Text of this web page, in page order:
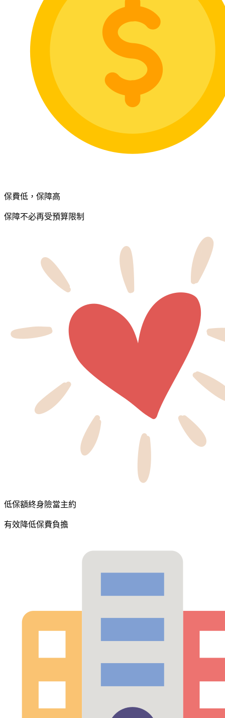
保費低，保障高
保障不必再受預算限制
低保額終身險當主約
有效降低保費負擔